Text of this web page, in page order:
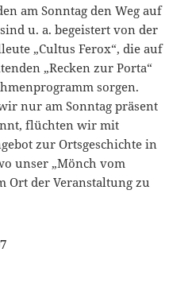
am Sonntag den Weg auf
u. a. begeistert von der
„Cultus Ferox“, die auf
„Recken zur Porta“
sorgen.
nur am Sonntag präsent
flüchten wir mit
zur Ortsgeschichte in
unser „Mönch vom
Ort der Veranstaltung zu